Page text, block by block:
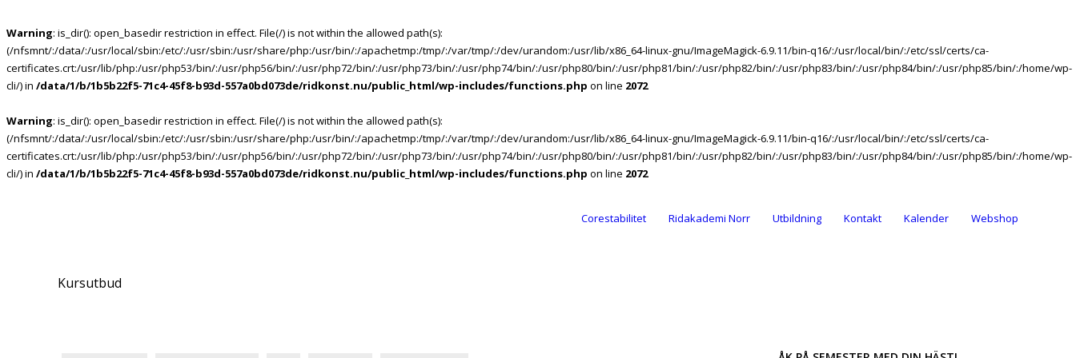
Warning: is_dir(): open_basedir restriction in effect. File(/) is not within the allowed path(s):
(/nfsmnt/:/data/:/usr/local/sbin:/etc/:/usr/sbin:/usr/share/php:/usr/bin/:/apachetmp:/tmp/:/var/tmp/:/dev/urandom:/usr/lib/x86_64-linux-gnu/ImageMagick-6.9.11/bin-q16/:/usr/local/bin/:/etc/ssl/certs/ca-
certificates.crt:/usr/lib/php:/usr/php53/bin/:/usr/php56/bin/:/usr/php72/bin/:/usr/php73/bin/:/usr/php74/bin/:/usr/php80/bin/:/usr/php81/bin/:/usr/php82/bin/:/usr/php83/bin/:/usr/php84/bin/:/usr/php85/bin/:/home/wp-
cli/) in /data/1/b/1b5b22f5-71c4-45f8-b93d-557a0bd073de/ridkonst.nu/public_html/wp-includes/functions.php on line 2072
Warning: is_dir(): open_basedir restriction in effect. File(/) is not within the allowed path(s):
(/nfsmnt/:/data/:/usr/local/sbin:/etc/:/usr/sbin:/usr/share/php:/usr/bin/:/apachetmp:/tmp/:/var/tmp/:/dev/urandom:/usr/lib/x86_64-linux-gnu/ImageMagick-6.9.11/bin-q16/:/usr/local/bin/:/etc/ssl/certs/ca-
certificates.crt:/usr/lib/php:/usr/php53/bin/:/usr/php56/bin/:/usr/php72/bin/:/usr/php73/bin/:/usr/php74/bin/:/usr/php80/bin/:/usr/php81/bin/:/usr/php82/bin/:/usr/php83/bin/:/usr/php84/bin/:/usr/php85/bin/:/home/wp-
cli/) in /data/1/b/1b5b22f5-71c4-45f8-b93d-557a0bd073de/ridkonst.nu/public_html/wp-includes/functions.php on line 2072
Corestabilitet Ridakademi Norr Utbildning Kontakt Kalender Webshop
Kursutbud